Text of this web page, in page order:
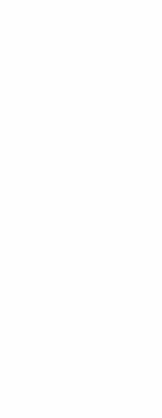
della
vi inebrieranno,
poi la nostra
vi
e stupire i
in Via Brescia
15 persone, la